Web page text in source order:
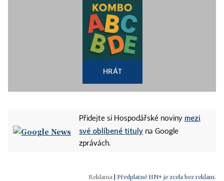
HRÁT
Přidejte si Hospodářské noviny mezi
své oblíbené tituly na Google
zprávách.
Předplatné HN+ je zcela bez reklam.